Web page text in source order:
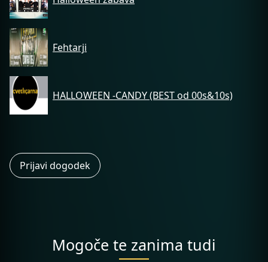
Fehtarji
HALLOWEEN -CANDY (BEST od 00s&10s)
Prijavi dogodek
Mogoče te zanima tudi